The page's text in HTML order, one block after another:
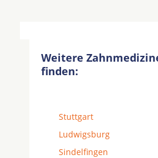
Weitere
finden:
Stuttgart
Ludwigsburg
Sindelfingen